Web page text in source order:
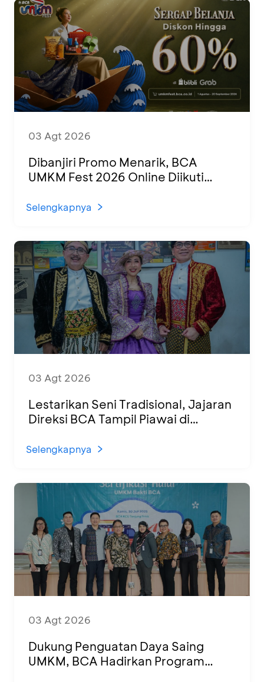
03 Agt 2026
Dibanjiri Promo Menarik, BCA
UMKM Fest 2026 Online Diikuti
Selengkapnya
03 Agt 2026
Lestarikan Seni Tradisional, Jajaran
Direksi BCA Tampil Piawai di
Selengkapnya
03 Agt 2026
Dukung Penguatan Daya Saing
UMKM, BCA Hadirkan Program